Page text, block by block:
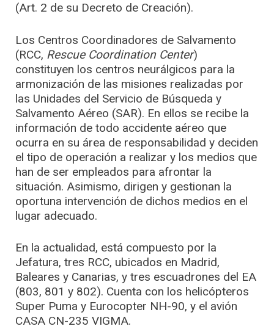
(Art. 2 de su Decreto de Creación).
Los Centros Coordinadores de Salvamento
(RCC, Rescue Coordination Center)
constituyen los centros neurálgicos para la
armonización de las misiones realizadas por
las Unidades del Servicio de Búsqueda y
Salvamento Aéreo (SAR). En ellos se recibe la
información de todo accidente aéreo que
ocurra en su área de responsabilidad y deciden
el tipo de operación a realizar y los medios que
han de ser empleados para afrontar la
situación. Asimismo, dirigen y gestionan la
oportuna intervención de dichos medios en el
lugar adecuado.
En la actualidad, está compuesto por la
Jefatura, tres RCC, ubicados en Madrid,
Baleares y Canarias, y tres escuadrones del EA
(803, 801 y 802). Cuenta con los helicópteros
Super Puma y Eurocopter NH-90, y el avión
CASA CN-235 VIGMA.